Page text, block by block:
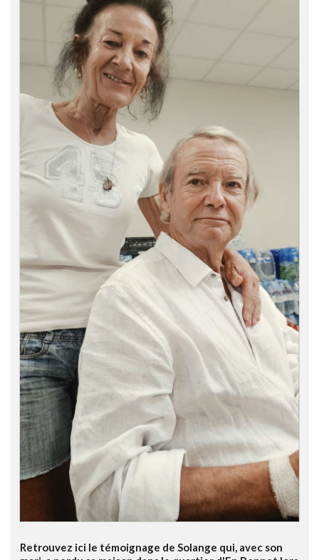
Retrouvez ici le témoignage de Solange qui, avec son